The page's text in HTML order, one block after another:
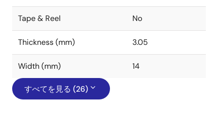
Tape & Reel No
Thickness (mm) 3.05
Width (mm) 14
すべてを見る (26)